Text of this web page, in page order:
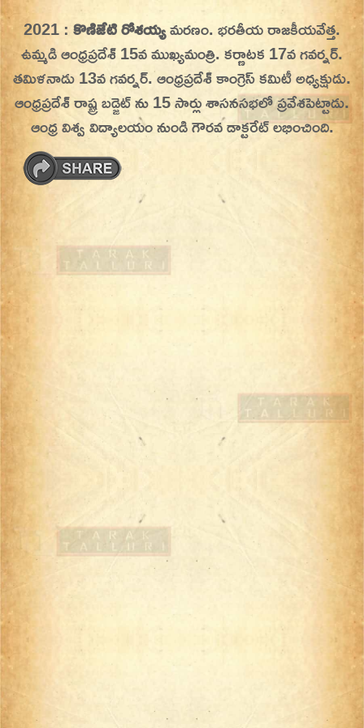
Skip
to
content
On This Day
Today in History | On This Day | This Day in
History | Today in India | What Happened
Today in India | Charitralo eroju | charitra lo
eroju |
2021 :కొణిజేటి రోశయ్యమరణం. భరతీయ రాజకీయవేత్త.
ఉమ్మడి ఆంధ్రప్రదేశ్ 15వ ముఖ్యమంత్రి. కర్ణాటక 17వ గవర్నర్.
తమిళనాడు 13వ గవర్నర్‌. ఆంధ్రప్రదేశ్ కాంగ్రెస్ కమిటీ అధ్యక్షుడు.
ఆంధ్రప్రదేశ్ రాష్ట్ర బడ్జెట్ ను 15 సార్లు శాసనసభలో ప్రవేశపెట్టాడు.
ఆంధ్ర విశ్వ విద్యాలయం నుండి గౌరవ డాక్టరేట్ లభించింది.